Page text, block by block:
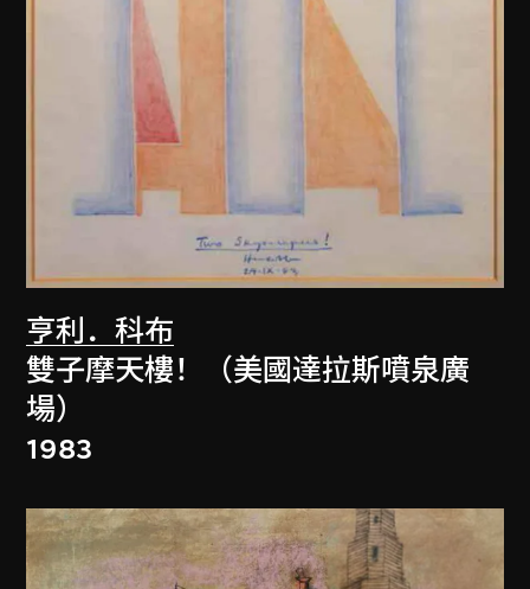
亨利．科布
雙子摩天樓！（美國達拉斯噴泉廣
場）
1983